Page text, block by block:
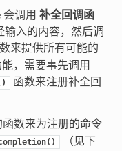
调用 补全回调函
入的内容，然后调
来提供所有可能的
，需要事先调用
函数来注册补全回
数来为注册的命令
（见下